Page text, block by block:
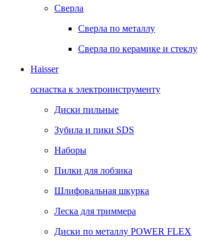
Сверла
Сверла по металлу
Сверла по керамике и стеклу
Haisser
оснастка к электроинструменту
Диски пильные
Зубила и пики SDS
Наборы
Пилки для лобзика
Шлифовальная шкурка
Леска для триммера
Диски по металлу POWER FLEX